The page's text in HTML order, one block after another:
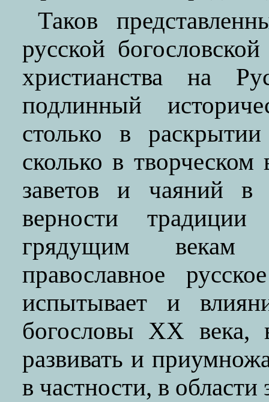
Таков
русской
христианства на
подлинный
столько в
сколько в творческом
заветов и чаяний
верности
грядущим векам
православное
испытывает и
богословы XX
развивать и
в частности, в области